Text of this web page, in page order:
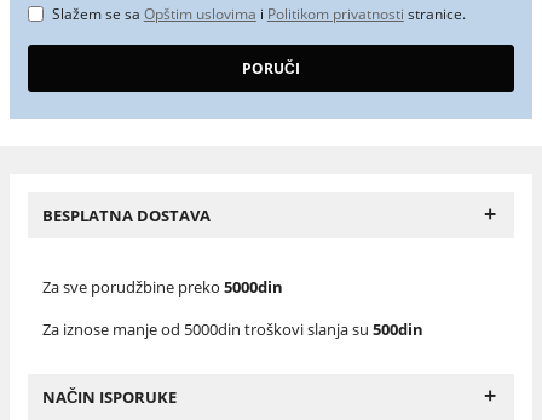
Slažem se sa Opštim uslovima i Politikom privatnosti stranice.
BESPLATNA DOSTAVA +
Za sve porudžbine preko 5000din
Za iznose manje od 5000din troškovi slanja su 500din
NAČIN ISPORUKE +